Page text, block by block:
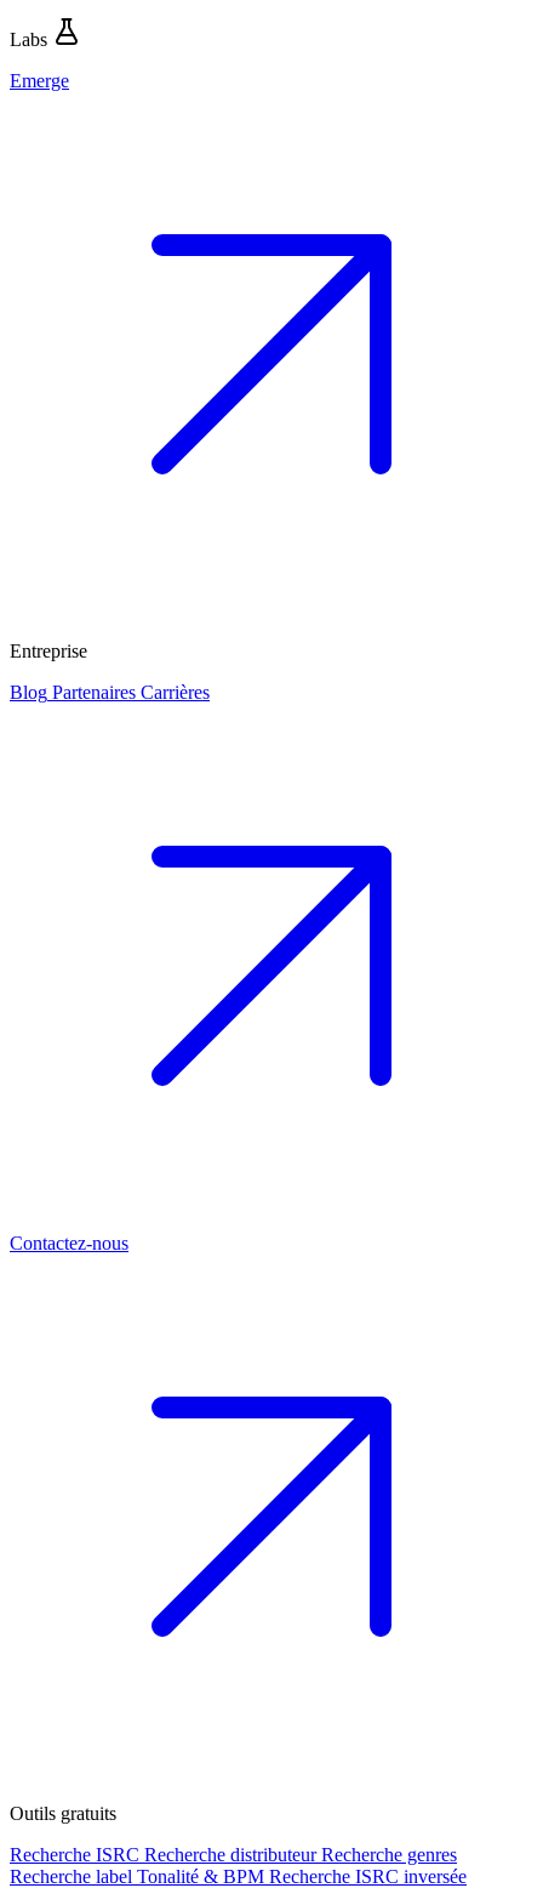
Labs
Emerge
Entreprise
Blog Partenaires Carrières
Contactez-nous
Outils gratuits
Recherche ISRC Recherche distributeur Recherche genres
Recherche label Tonalité & BPM Recherche ISRC inversée